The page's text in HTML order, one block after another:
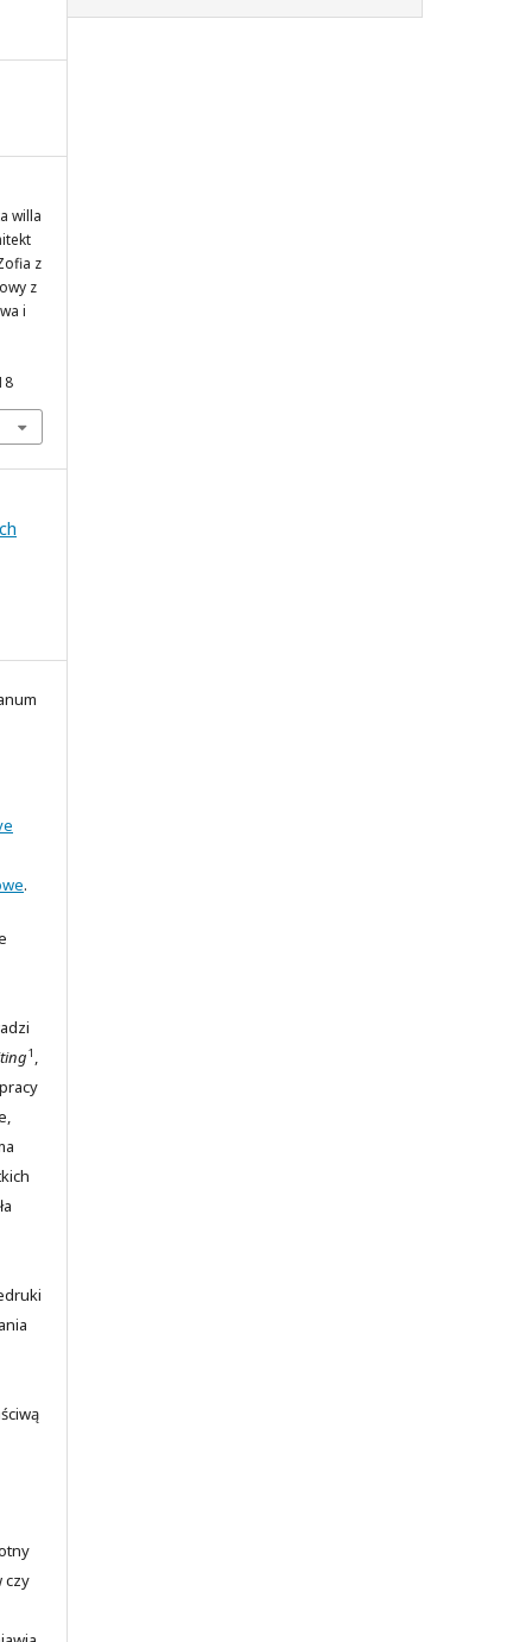
willa
z
z
i
.
1 ,
czy